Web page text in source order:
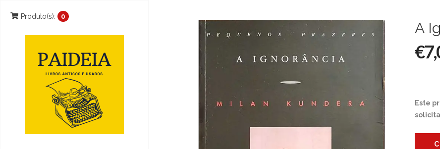
Produto(s): 0
A
Este